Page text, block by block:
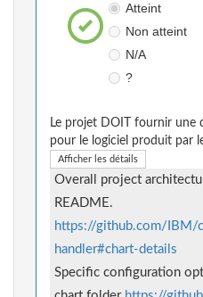
Atteint
Non atteint
N/A
?
Le projet DOIT fournir une
pour le logiciel produit par
Afficher les détails
Overall project
README.
https://github.com/IBM/
handler#chart-details
Specific configuration